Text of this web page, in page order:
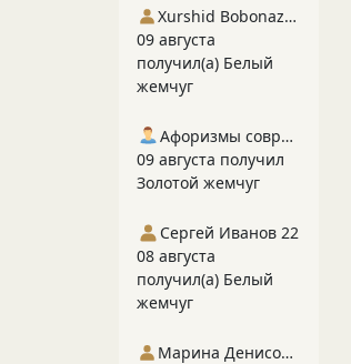
Xurshid Bobonazarov
09 августа
получил(а) Белый
жемчуг
Афоризмы современников
09 августа получил
Золотой жемчуг
Сергей Иванов 22
08 августа
получил(а) Белый
жемчуг
Марина Денисова 5